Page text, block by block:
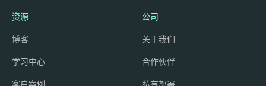
资源
博客
学习中心
公司
关于我们
合作伙伴